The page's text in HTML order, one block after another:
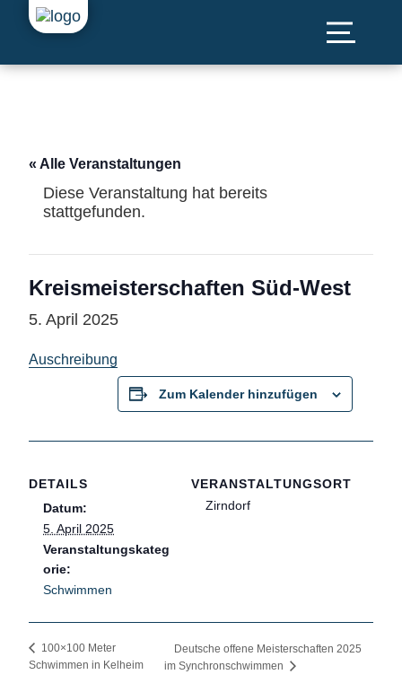
« Alle Veranstaltungen
Diese Veranstaltung hat bereits
stattgefunden.
Kreismeisterschaften Süd-West
5. April 2025
Auschreibung
Zum Kalender hinzufügen
DETAILS
Datum:
5. April 2025
Veranstaltungskateg
orie:
Schwimmen
VERANSTALTUNGSORT
Zirndorf
100×100 Meter
Schwimmen in Kelheim
Deutsche offene Meisterschaften 2025
im Synchronschwimmen